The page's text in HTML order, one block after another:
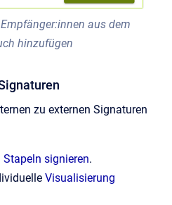
aus dem
hinzufügen
zu externen Signaturen
Stapeln signieren.
Visualisierung